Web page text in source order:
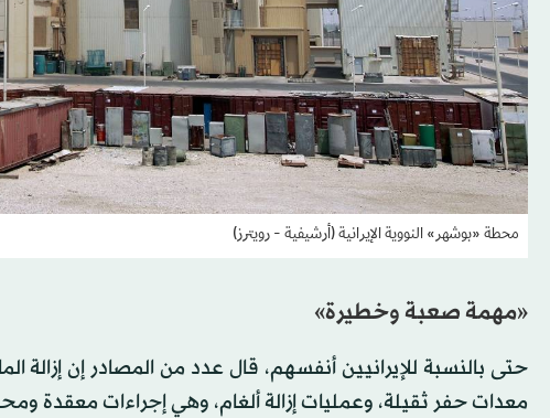
محطة «بوشهر» النووية الإيرانية (أرشيفية - رويترز)
«مهمة صعبة وخطيرة»
حتى بالنسبة للإيرانيين أنفسهم، قال عدد من المصادر إن
معدات حفر ثقيلة، وعمليات إزالة ألغام، وهي إجراءات معقدة